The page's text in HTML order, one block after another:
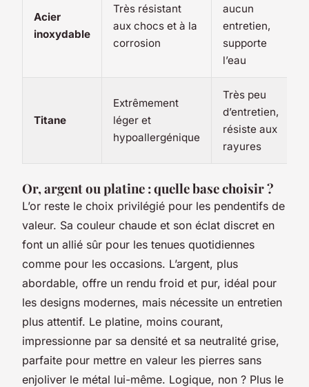
Acier
inoxydable
Très résistant
aux chocs et à la
corrosion
aucun
entretien,
supporte
l’eau
Titane
Extrêmement
léger et
hypoallergénique
Très peu
d’entretien,
résiste aux
rayures
Or, argent ou platine : quelle base choisir ?
L’or reste le choix privilégié pour les pendentifs de
valeur. Sa couleur chaude et son éclat discret en
font un allié sûr pour les tenues quotidiennes
comme pour les occasions. L’argent, plus
abordable, offre un rendu froid et pur, idéal pour
les designs modernes, mais nécessite un entretien
plus attentif. Le platine, moins courant,
impressionne par sa densité et sa neutralité grise,
parfaite pour mettre en valeur les pierres sans
enjoliver le métal lui-même. Logique, non ? Plus le